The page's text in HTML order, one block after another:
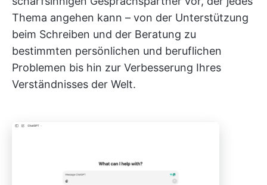
Thema angehen kann – von der Unterstützung
beim Schreiben und der Beratung zu
bestimmten persönlichen und beruflichen
Problemen bis hin zur Verbesserung Ihres
Verständnisses der Welt.